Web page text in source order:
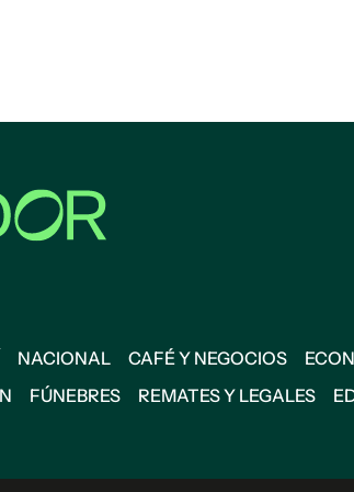
NACIONAL CAFÉ Y NEGOCIOS
FÚNEBRES REMATES Y LEGALES